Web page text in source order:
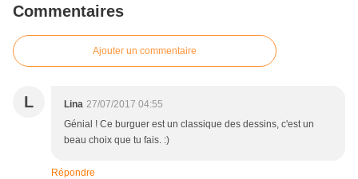
Commentaires
Ajouter un commentaire
L Lina 27/07/2017 04:55
Génial ! Ce burguer est un classique des dessins, c'est un
beau choix que tu fais. :)
Répondre